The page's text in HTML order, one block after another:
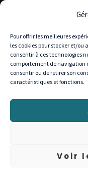
Pour offrir les meilleures
les cookies pour stocker et/ou
consentir à ces technologies
comportement de navigation
consentir ou de retirer son
caractéristiques et fonctions.
Voir
À
Livraison
Paiement